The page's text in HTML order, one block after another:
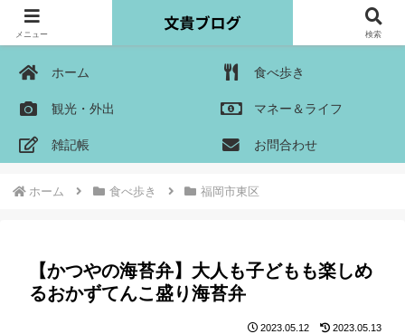
ホーム 食べ歩き
観光・外出 マネー＆ライフ
雑記帳 お問合わせ
ホーム 食べ歩き 福岡市東区
【かつやの海苔弁】大人も子どもも楽しめ
るおかずてんこ盛り海苔弁
2023.05.12 2023.05.13
メニュー 検索